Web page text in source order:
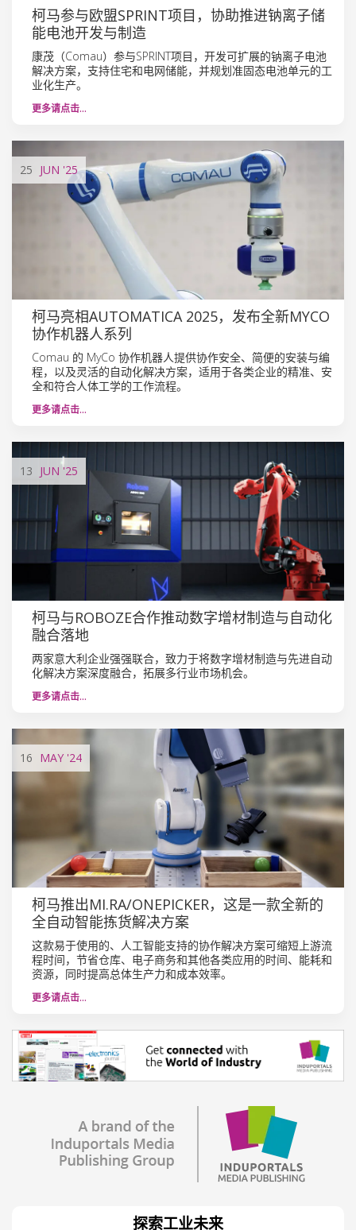
柯马参与欧盟SPRINT项目，协助推进钠离子储
能电池开发与制造
康茂（Comau）参与SPRINT项目，开发可扩展的钠离子电池
解决方案，支持住宅和电网储能，并规划准固态电池单元的工
业化生产。
更多请点击…
25 JUN '25
柯马亮相AUTOMATICA 2025，发布全新MYCO
协作机器人系列
Comau 的 MyCo 协作机器人提供协作安全、简便的安装与编
程，以及灵活的自动化解决方案，适用于各类企业的精准、安
全和符合人体工学的工作流程。
更多请点击…
13 JUN '25
柯马与ROBOZE合作推动数字增材制造与自动化
融合落地
两家意大利企业强强联合，致力于将数字增材制造与先进自动
化解决方案深度融合，拓展多行业市场机会。
更多请点击…
16 MAY '24
柯马推出MI.RA/ONEPICKER，这是一款全新的
全自动智能拣货解决方案
这款易于使用的、人工智能支持的协作解决方案可缩短上游流
程时间，节省仓库、电子商务和其他各类应用的时间、能耗和
资源，同时提高总体生产力和成本效率。
更多请点击…
探索工业未来